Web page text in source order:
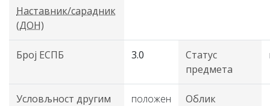
Наставник/сарадник
(ДОН)
Број ЕСПБ 3.0
Статус
предмета
Условљност другим
положен
Облик